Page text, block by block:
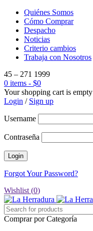
Quiénes Somos
Cómo Comprar
Despacho
Noticias
Criterio cambios
Trabaja con Nosotros
45 – 271 1999
0 items - $0
Your shopping cart is empty
Login / Sign up
Username
Contraseña
Forgot Your Password?
Wishlist (0)
Comprar por Categoría